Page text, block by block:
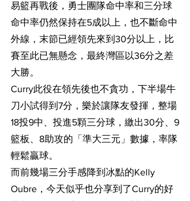
易籃再戰後，勇士團隊命中率和三分球
命中率仍然保持在5成以上，也不斷命中
外線，末節已經領先來到30分以上，比
賽至此已無懸念，最終灣區以36分之差
大勝。
Curry此役在領先後也不貪功，下半場牛
刀小試得到7分，樂於讓隊友發揮，整場
18投9中、投進5顆三分球，繳出30分、9
籃板、8助攻的「準大三元」數據，率隊
輕鬆贏球。
而前幾場三分手感降到冰點的Kelly
Oubre，今天似乎也分享到了Curry的好